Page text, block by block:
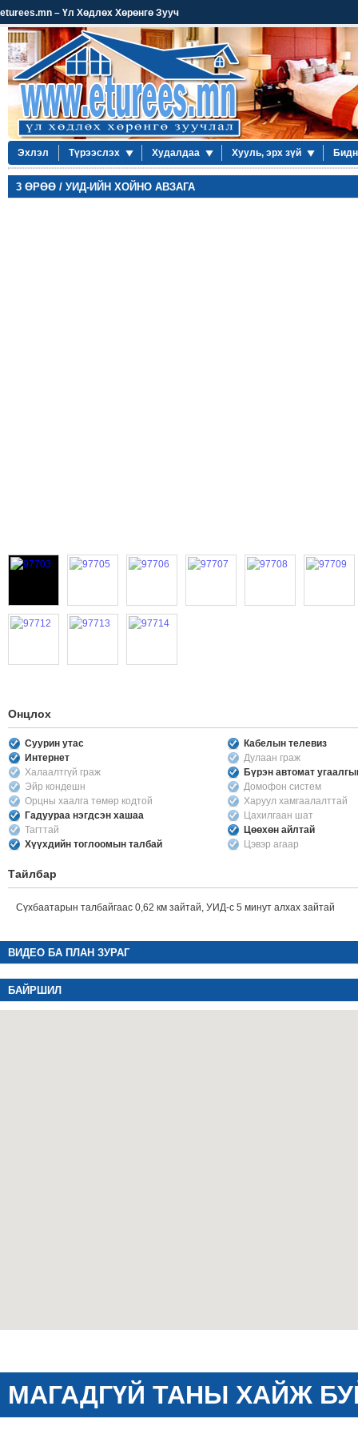
eturees.mn – Үл Хөдлөх Хөрөнгө Зууч
Эхлэл Түрээслэх Худалдаа Хууль, эрх зүй
3 ӨРӨӨ / УИД-ИЙН ХОЙНО АВЗАГА
Онцлох
Суурин утас
Кабелын телевиз
Интернет
Дулаан граж
Халаалтгүй граж
Бүрэн автомат
Эйр кондешн
Домофон систем
Орцны хаалга төмөр кодтой
Харуул хамгаалалттай
Гадуураа нэгдсэн хашаа
Цахилгаан шат
Тагттай
Цөөхөн айлтай
Хүүхдийн тоглоомын талбай
Цэвэр агаар
Тайлбар
Сүхбаатарын талбайгаас 0,62 км зайтай, УИД-с 5 минут алхах зайтай
ВИДЕО БА ПЛАН ЗУРАГ
БАЙРШИЛ
МАГАДГҮЙ ТАНЫ ХАЙЖ